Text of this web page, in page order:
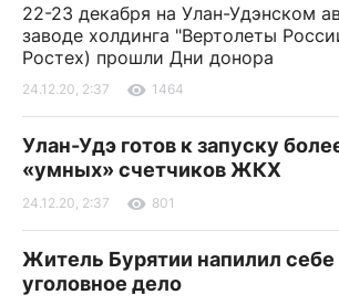
22-23 декабря на Улан-Удэнском
заводе холдинга "Вертолеты
Ростех) прошли Дни донора
24.12.20, 2:37 1464
Улан-Удэ готов к запуску
«умных» счетчиков ЖКХ
24.12.20, 2:37 801
Житель Бурятии напилил себе
уголовное дело